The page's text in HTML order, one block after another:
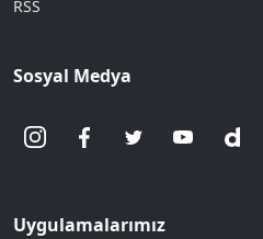
RSS
Sosyal Medya
Uygulamalarımız